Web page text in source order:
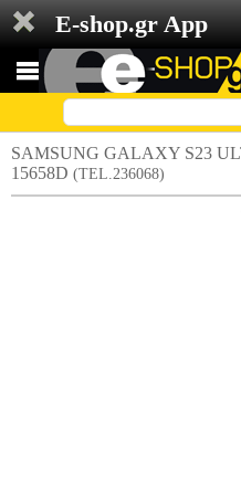
E-shop.gr App
SAMSUNG GALAXY S23
15658D (TEL.236068)